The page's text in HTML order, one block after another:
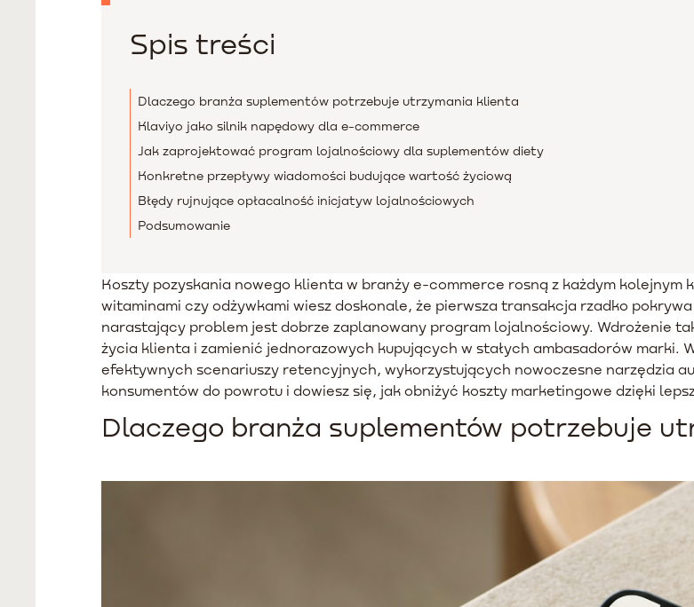
Spis treści
Dlaczego branża suplementów potrzebuje utrzymania klienta
Klaviyo jako silnik napędowy dla e-commerce
Jak zaprojektować program lojalnościowy dla suplementów diety
Konkretne przepływy wiadomości budujące wartość życiową
Błędy rujnujące opłacalność inicjatyw lojalnościowych
Podsumowanie
Koszty pozyskania nowego klienta w branży e-commerce rosną z każdym kolejnym
witaminami czy odżywkami wiesz doskonale, że pierwsza transakcja rzadko
narastający problem jest dobrze zaplanowany program lojalnościowy. Wdrożenie
życia klienta i zamienić jednorazowych kupujących w stałych ambasadorów marki.
efektywnych scenariuszy retencyjnych, wykorzystujących nowoczesne narzędzia
konsumentów do powrotu i dowiesz się, jak obniżyć koszty marketingowe dzięki
Dlaczego branża suplementów potrzebuje